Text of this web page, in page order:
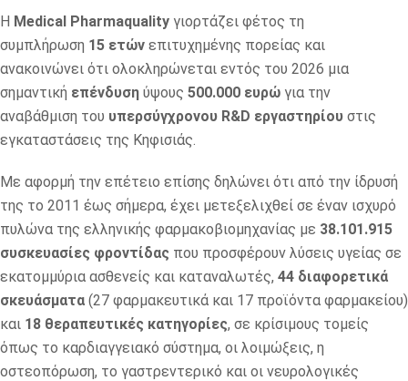
Η Medical Pharmaquality γιορτάζει φέτος τη
συμπλήρωση 15 ετών επιτυχημένης πορείας και
ανακοινώνει ότι ολοκληρώνεται εντός του 2026 μια
σημαντική επένδυση ύψους 500.000 ευρώ για την
αναβάθμιση του υπερσύγχρονου R&D εργαστηρίου στις
εγκαταστάσεις της Κηφισιάς.
Με αφορμή την επέτειο επίσης δηλώνει ότι από την ίδρυσή
της το 2011 έως σήμερα, έχει μετεξελιχθεί σε έναν ισχυρό
πυλώνα της ελληνικής φαρμακοβιομηχανίας με 38.101.915
συσκευασίες φροντίδας που προσφέρουν λύσεις υγείας σε
εκατομμύρια ασθενείς και καταναλωτές, 44 διαφορετικά
σκευάσματα (27 φαρμακευτικά και 17 προϊόντα φαρμακείου)
και 18 θεραπευτικές κατηγορίες, σε κρίσιμους τομείς
όπως το καρδιαγγειακό σύστημα, οι λοιμώξεις, η
οστεοπόρωση, το γαστρεντερικό και οι νευρολογικές